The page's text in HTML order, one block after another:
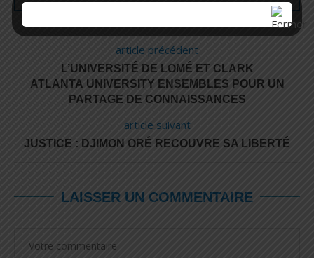
article précédent
L’UNIVERSITÉ DE LOMÉ ET CLARK
ATLANTA UNIVERSITY ENSEMBLES POUR UN
PARTAGE DE CONNAISSANCES
article suivant
JUSTICE : DJIMON ORÉ RECOUVRE SA LIBERTÉ
LAISSER UN COMMENTAIRE